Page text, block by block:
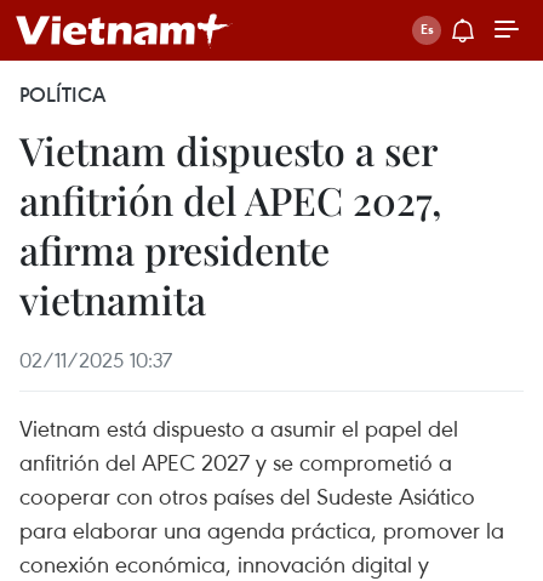
POLÍTICA
Vietnam dispuesto a ser
anfitrión del APEC 2027,
afirma presidente
vietnamita
02/11/2025 10:37
Vietnam está dispuesto a asumir el papel del
anfitrión del APEC 2027 y se comprometió a
cooperar con otros países del Sudeste Asiático
para elaborar una agenda práctica, promover la
conexión económica, innovación digital y